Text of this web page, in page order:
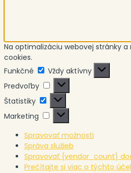
Na optimalizáciu webovej stránky a
cookies.
Funkčné
Funkčné
Vždy aktívny
Predvoľby
Predvoľby
Štatistiky
Štatistiky
Marketing
Marketing
Spravovať možnosti
Správa služieb
Spravovať {vendor_count}
Prečítajte si viac o týchto